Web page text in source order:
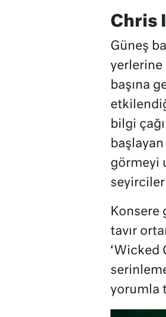
Chris
Güneş
yerlerine
başına
bilgi
görmeyi
seyirciler
Konsere
tavır
‘Wicked
yorumla